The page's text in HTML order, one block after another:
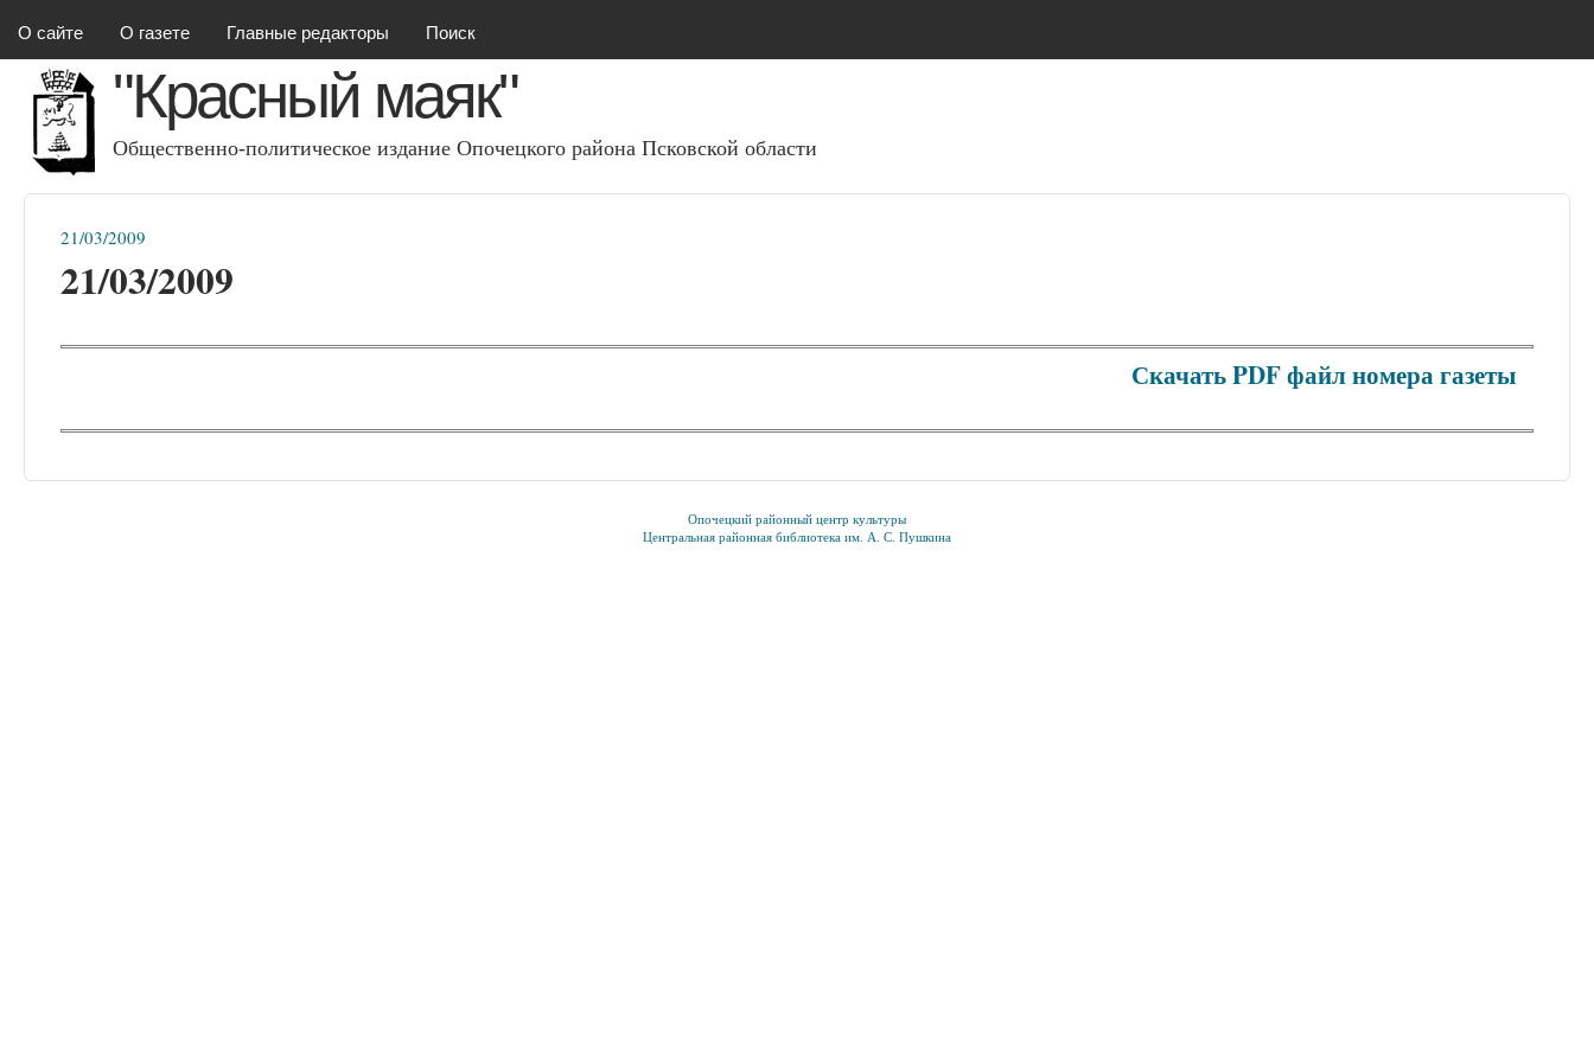
содержанию
О сайте О газете Главные редакторы Поиск
"Красный маяк"
Общественно-политическое издание Опочецкого района Псковcкой области
Вы здесь
21/03/2009
21/03/2009
Скачать PDF файл номера газеты
Опочецкий районный центр культуры
Центральная районная библиотека им. А. С. Пушкина